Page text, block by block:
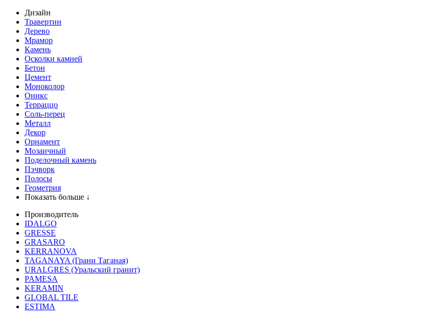
Дизайн
Травертин
Дерево
Мрамор
Камень
Осколки камней
Бетон
Цемент
Моноколор
Оникс
Терраццо
Соль-перец
Металл
Декор
Орнамент
Мозаичный
Поделочный камень
Пэчворк
Полосы
Геометрия
Показать больше ↓
Производитель
IDALGO
GRESSE
GRASARO
KERRANOVA
TAGANAYA (Грани Таганая)
URALGRES (Уральский гранит)
PAMESA
KERAMIN
GLOBAL TILE
ESTIMA